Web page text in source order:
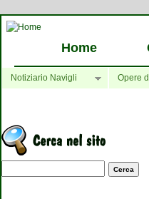
Home
Notiziario Navigli Opere
Maschera di ricerca